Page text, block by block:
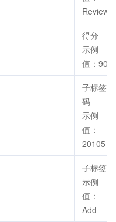
Review
得分
示例
值：90
子标签
码
示例
值：
20105
子标签
示例
值：
Add